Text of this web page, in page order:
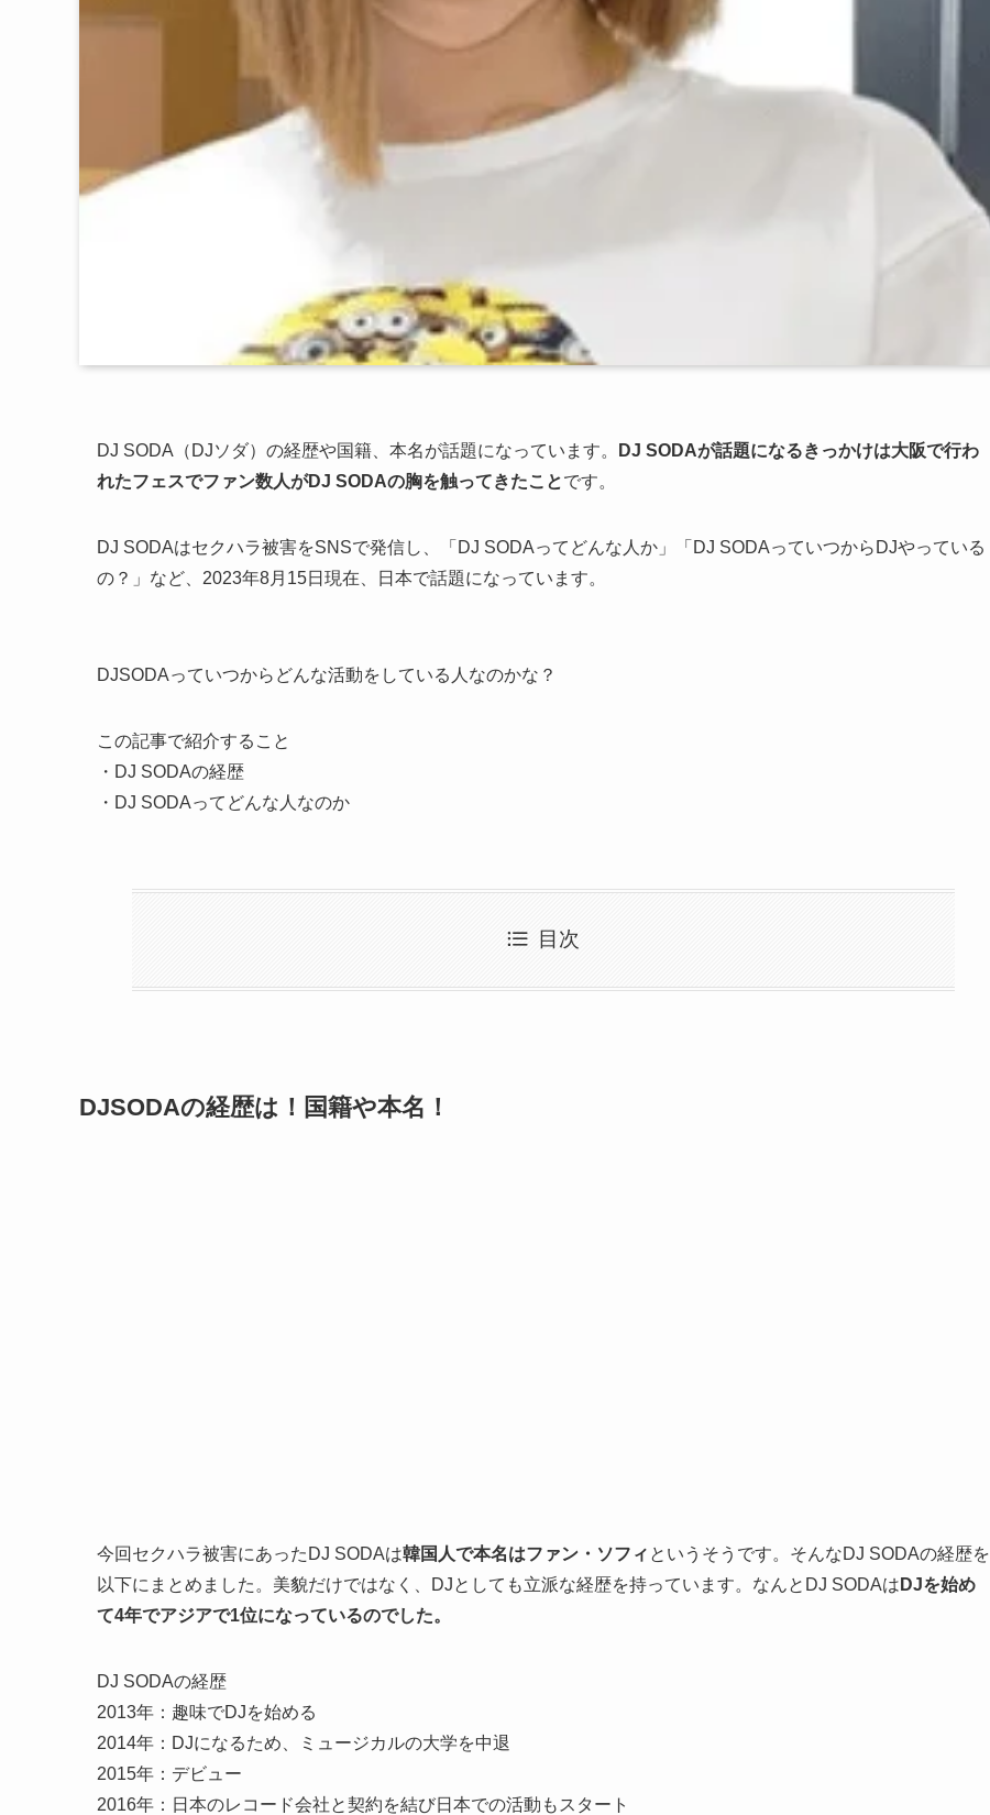
DJ SODA（DJソダ）の経歴や国籍、本名が話題になっています。
DJ SODAが話題になるきっかけは大阪で行わ
れたフェスでファン数人がDJ SODAの胸を触ってきたことです。
DJ SODAはセクハラ被害をSNSで発信し、「DJ SODAってどんな人か」「DJ SODAっていつからDJやっている
の？」など、2023年8月15日現在、日本で話題になっています。
DJSODAっていつからどんな活動をしている人なのかな？
この記事で紹介すること
・DJ SODAの経歴
・DJ SODAってどんな人なのか
目次
DJSODAの経歴は！国籍や本名！
今回セクハラ被害にあったDJ SODAは韓国人で本名はファン・ソフィ というそうです。そんなDJ SODAの経歴を
以下にまとめました。美貌だけではなく、DJとしても立派な経歴を持っています。なんとDJ SODAは DJを始め
て4年でアジアで1位になっているのでした。
DJ SODAの経歴
2013年：趣味でDJを始める
2014年：DJになるため、ミュージカルの大学を中退
2015年：デビュー
2016年：日本のレコード会社と契約を結び日本での活動もスタート